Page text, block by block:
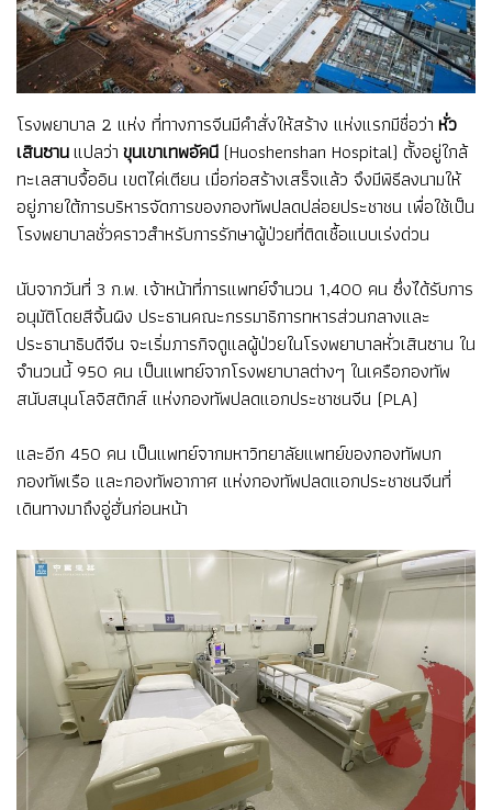
โรงพยาบาล 2 แห่ง ที่ทางการจีนมีคำสั่งให้สร้าง แห่งแรกมีชื่อว่าหั่ว
เสินซานแปลว่าขุนเขาเทพอัคนี(Huoshenshan Hospital) ตั้งอยู่ใกล้
ทะเลสาบจื้ออิน เขตไค่เตียน เมื่อก่อสร้างเสร็จแล้ว จึงมีพิธีลงนามให้
อยู่ภายใต้การบริหารจัดการของกองทัพปลดปล่อยประชาชน เพื่อใช้เป็น
โรงพยาบาลชั่วคราวสำหรับการรักษาผู้ป่วยที่ติดเชื้อแบบเร่งด่วน
นับจากวันที่ 3 ก.พ. เจ้าหน้าที่การแพทย์จำนวน 1,400 คน ซึ่งได้รับการ
อนุมัติโดยสีจิ้นผิง ประธานคณะกรรมาธิการทหารส่วนกลางและ
ประธานาธิบดีจีน จะเริ่มภารกิจดูแลผู้ป่วยในโรงพยาบาลหั่วเสินซาน ใน
จำนวนนี้ 950 คน เป็นแพทย์จากโรงพยาบาลต่างๆ ในเครือกองทัพ
สนับสนุนโลจิสติกส์ แห่งกองทัพปลดแอกประชาชนจีน (PLA)
และอีก 450 คน เป็นแพทย์จากมหาวิทยาลัยแพทย์ของกองทัพบก
กองทัพเรือ และกองทัพอากาศ แห่งกองทัพปลดแอกประชาชนจีนที่
เดินทางมาถึงอู่ฮั่นก่อนหน้า